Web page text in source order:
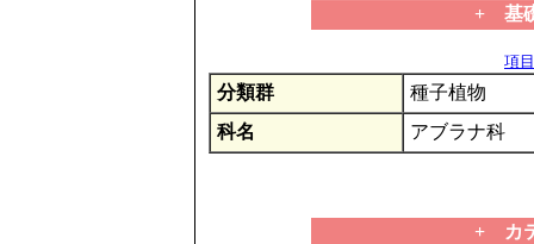
+ 基
項
分類群
種子植物
科名
アブラナ科
+ カ